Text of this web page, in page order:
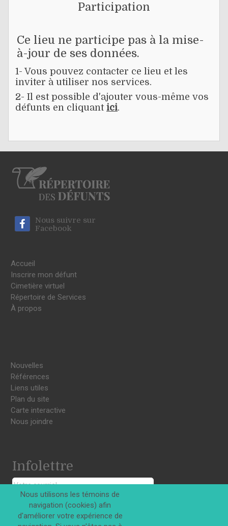
Participation
Ce lieu ne participe pas à la mise-
à-jour de ses données.
1- Vous pouvez contacter ce lieu et les
inviter à utiliser nos services.
2- Il est possible d'ajouter vous-même vos
défunts en cliquant ici.
Nous suivre sur
Facebook
Accueil
Inscrire mon défunt
Cimetière virtuel
Répertoire de Services
À propos
Nouvelles
Références
Liens utiles
Plan du site
Carte interactive
Nous joindre
Infolettre
S'INSCRIRE
Nous utilisons les témoins de
navigation (cookies) afin
d'améliorer votre expérience de